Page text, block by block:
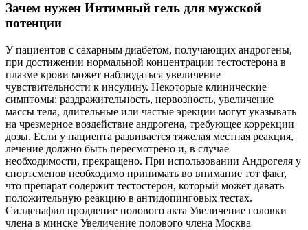
Зачем нужен Интимный гель для мужской
потенции
У пациентов с сахарным диабетом, получающих андрогены,
при достижении нормальной концентрации тестостерона в
плазме крови может наблюдаться увеличение
чувствительности к инсулину. Некоторые клинические
симптомы: раздражительность, нервозность, увеличение
массы тела, длительные или частые эрекции могут указывать
на чрезмерное воздействие андрогена, требующее коррекции
дозы. Если у пациента развивается тяжелая местная реакция,
лечение должно быть пересмотрено и, в случае
необходимости, прекращено. При использовании Андрогеля у
спортсменов необходимо принимать во внимание тот факт,
что препарат содержит тестостерон, который может давать
положительную реакцию в антидопинговых тестах.
Силденафил продление полового акта Увеличение головки
члена в минске Увеличение полового члена Москва